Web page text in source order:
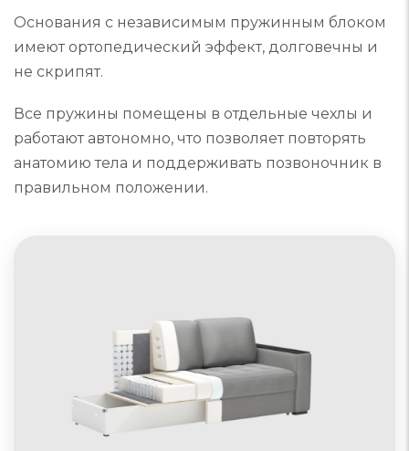
Основания с независимым пружинным блоком
имеют ортопедический эффект, долговечны и
не скрипят.
Все пружины помещены в отдельные чехлы и
работают автономно, что позволяет повторять
анатомию тела и поддерживать позвоночник в
правильном положении.